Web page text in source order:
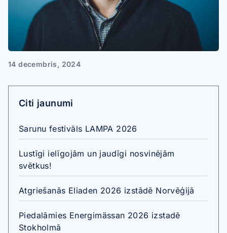
14 decembris, 2024
Citi jaunumi
Sarunu festivāls LAMPA 2026
Lustīgi ielīgojām un jaudīgi nosvinējām
svētkus!
Atgriešanās Eliaden 2026 izstādē Norvēģijā
Piedalāmies Energimässan 2026 izstadē
Stokholmā